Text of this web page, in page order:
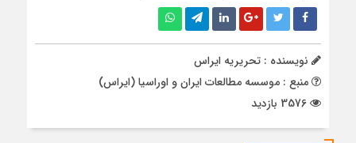
نویسنده : تحریریه ایراس
منبع : موسسه مطالعات ایران و اوراسیا (ایراس)